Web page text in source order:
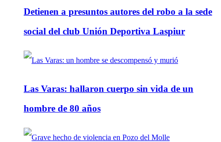
Detienen a presuntos autores del robo a la sede
social del club Unión Deportiva Laspiur
Las Varas: hallaron cuerpo sin vida de un
hombre de 80 años